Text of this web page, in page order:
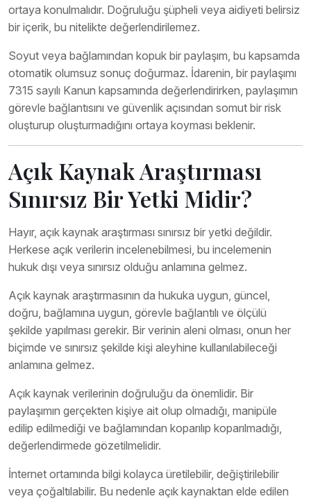
ortaya konulmalıdır. Doğruluğu şüpheli veya aidiyeti belirsiz
bir içerik, bu nitelikte değerlendirilemez.
Soyut veya bağlamından kopuk bir paylaşım, bu kapsamda
otomatik olumsuz sonuç doğurmaz. İdarenin, bir paylaşımı
7315 sayılı Kanun kapsamında değerlendirirken, paylaşımın
görevle bağlantısını ve güvenlik açısından somut bir risk
oluşturup oluşturmadığını ortaya koyması beklenir.
Açık Kaynak Araştırması
Sınırsız Bir Yetki Midir?
Hayır, açık kaynak araştırması sınırsız bir yetki değildir.
Herkese açık verilerin incelenebilmesi, bu incelemenin
hukuk dışı veya sınırsız olduğu anlamına gelmez.
Açık kaynak araştırmasının da hukuka uygun, güncel,
doğru, bağlamına uygun, görevle bağlantılı ve ölçülü
şekilde yapılması gerekir. Bir verinin aleni olması, onun her
biçimde ve sınırsız şekilde kişi aleyhine kullanılabileceği
anlamına gelmez.
Açık kaynak verilerinin doğruluğu da önemlidir. Bir
paylaşımın gerçekten kişiye ait olup olmadığı, manipüle
edilip edilmediği ve bağlamından koparılıp koparılmadığı,
değerlendirmede gözetilmelidir.
İnternet ortamında bilgi kolayca üretilebilir, değiştirilebilir
veya çoğaltılabilir. Bu nedenle açık kaynaktan elde edilen